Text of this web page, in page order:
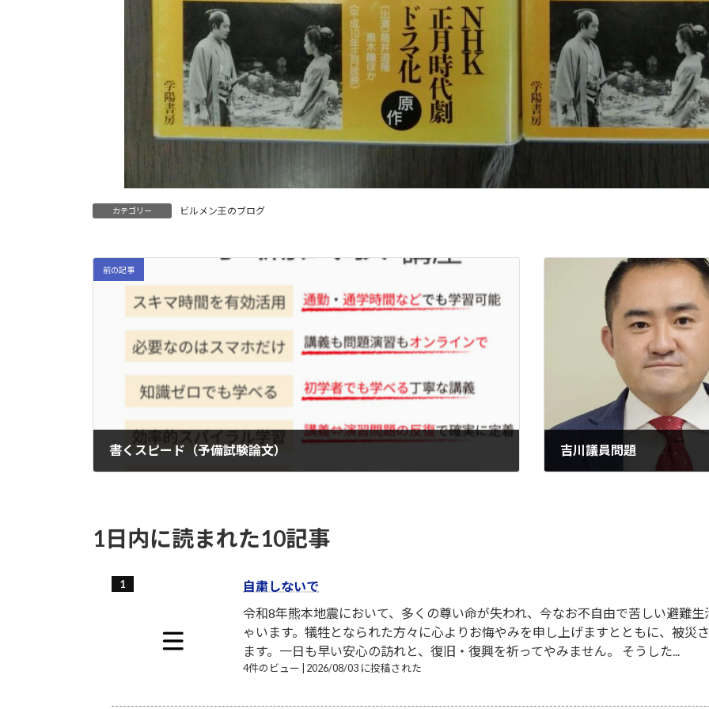
カテゴリー ビルメン王のブログ
前の記事
書くスピード（予備試験論文） 吉川議員問題
1日内に読まれた10記事
自粛しないで
令和8年熊本地震において、多くの尊い命が失われ、今なお不自由で苦しい避難
ゃいます。犠牲となられた方々に心よりお悔やみを申し上げますとともに、被災
ます。一日も早い安心の訪れと、復旧・復興を祈ってやみません。 そうした...
4件のビュー 2026/08/03 に投稿された